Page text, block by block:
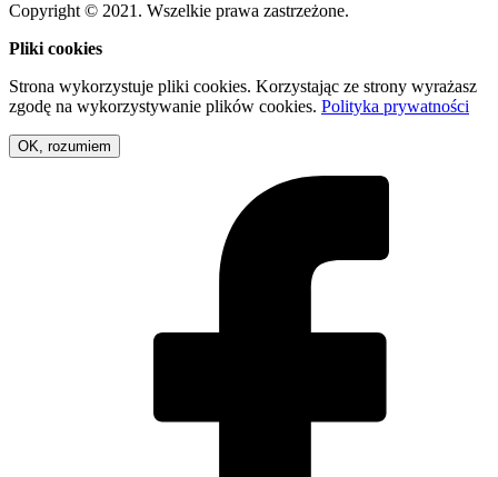
Copyright © 2021. Wszelkie prawa zastrzeżone.
Pliki cookies
Strona wykorzystuje pliki cookies. Korzystając ze strony wyrażasz
zgodę na wykorzystywanie plików cookies. Polityka prywatności
OK, rozumiem